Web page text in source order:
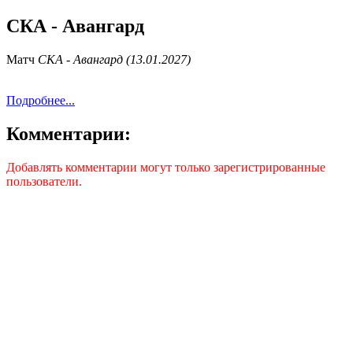
СКА - Авангард
Матч СКА - Авангард (13.01.2027)
Подробнее...
Комментарии:
Добавлять комментарии могут только зарегистрированные
пользователи.